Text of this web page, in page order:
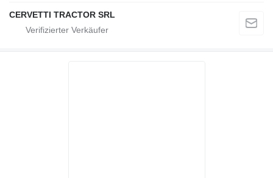
CERVETTI TRACTOR SRL